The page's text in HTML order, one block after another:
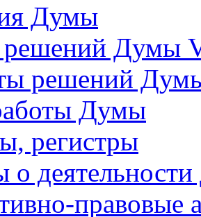
Думы
Думы
решений
Думы
регистры
о
правовые